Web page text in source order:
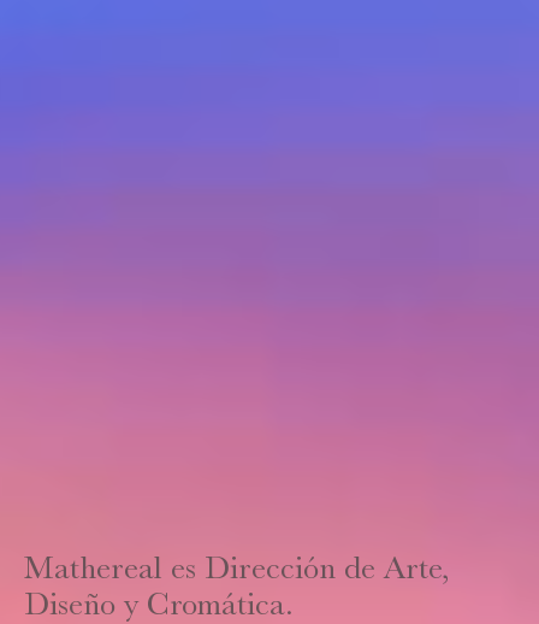
Mathereal es Dirección de Arte,
Diseño y Cromática.